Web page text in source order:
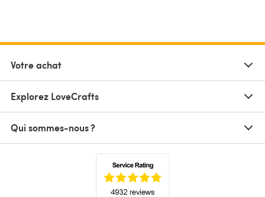
Votre achat
Explorez LoveCrafts
Qui sommes-nous ?